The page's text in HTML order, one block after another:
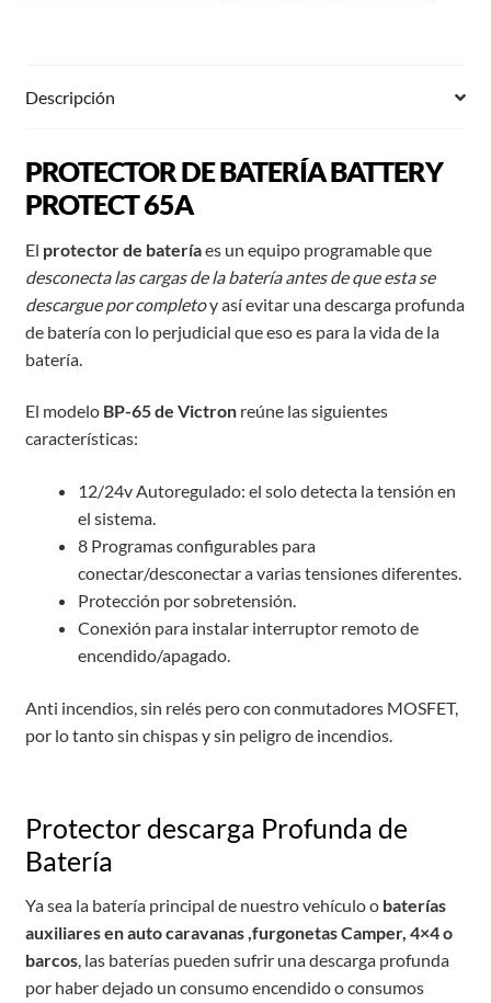
Descripción
PROTECTOR DE BATERÍA BATTERY
PROTECT 65A
El protector de bateríaes un equipo programable que
desconecta las cargas de la batería antes de que esta se
descargue por completoy así evitar una descarga profunda
de batería con lo perjudicial que eso es para la vida de la
batería.
El modeloBP-65 de Victronreúne las siguientes
características:
12/24v Autoregulado: el solo detecta la tensión en
el sistema.
8 Programas configurables para
conectar/desconectar a varias tensiones diferentes.
Protección por sobretensión.
Conexión para instalar interruptor remoto de
encendido/apagado.
Anti incendios, sin relés pero con conmutadores MOSFET,
por lo tanto sin chispas y sin peligro de incendios.
Protector descarga Profunda de
Batería
Ya sea la batería principal de nuestro vehículo o baterías
auxiliares en auto caravanas ,furgonetas Camper, 4×4 o
barcos, las baterías pueden sufrir una descarga profunda
por haber dejado un consumo encendido o consumos